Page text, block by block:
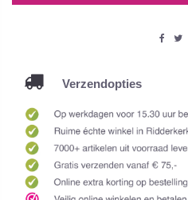
Verzendopties